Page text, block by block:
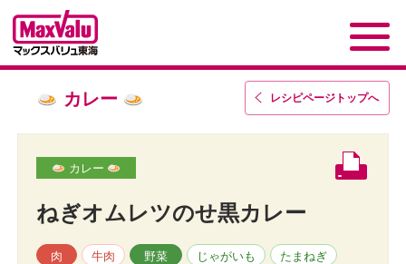
レシピページトップへ
カレー
カレー
ねぎオムレツのせ黒カレー
肉 牛肉 野菜 じゃがいも たまねぎ